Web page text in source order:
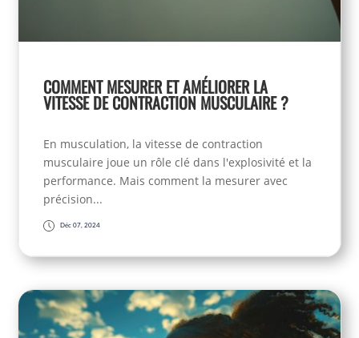
COMMENT MESURER ET AMÉLIORER LA
VITESSE DE CONTRACTION MUSCULAIRE ?
En musculation, la vitesse de contraction
musculaire joue un rôle clé dans l'explosivité et la
performance. Mais comment la mesurer avec
précision...
Déc 07, 2024